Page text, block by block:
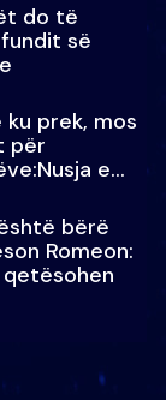
do të
së
prek, mos
për
e
bërë
Romeon: